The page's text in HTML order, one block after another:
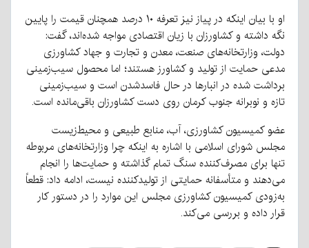
او با بیان اینکه در پیاز نیز تعرفه ۱۰ درصد همچنان قیمت را پایین
نگه داشته و کشاورزان با زیان اقتصادی مواجه شده‌اند، گفت:
دولت، وزارتخانه‌های صنعت، معدن و تجارت و جهاد کشاورزی
مدعی حمایت از تولید و کشاورز هستند؛ اما محصول سیب‌زمینی
برداشت شده در انبارها در حال فاسدشدن است و سیب‌زمینی
تازه و نوبرانه جنوب کرمان روی دست کشاورزان باقی‌مانده است.
عضو کمیسیون کشاورزی، آب، منابع طبیعی و محیط‌زیست
مجلس شورای اسلامی با اشاره به اینکه چرا وزارتخانه‌های مربوطه
تنها برای مصرف‌کننده سنگ تمام گذاشته و حمایت‌ها را انجام
می‌دهند و متأسفانه حمایتی از تولیدکننده نیست، ادامه داد: قطعاً
به‌زودی کمیسیون کشاورزی مجلس این موارد را در دستور کار
قرار داده و بررسی می‌کند.